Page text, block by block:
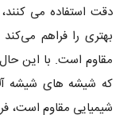
دقت استفاده می
بهتری را فراهم می‌کند
مقاوم است. با این
که شیشه های شیشه
شیمیایی مقاوم